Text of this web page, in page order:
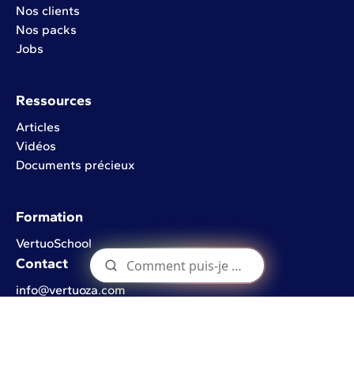
Nos clients
Nos packs
Jobs
Ressources
Articles
Vidéos
Documents précieux
Formation
VertuoSchool
Contact
info@vertuoza.com